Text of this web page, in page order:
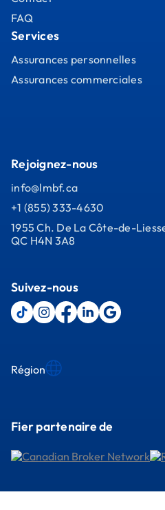
FAQ
Services
Assurances personnelles
Assurances commerciales
Fier partenaire de
Rejoignez-nous
info@lmbf.ca
+1 (855) 333-4630
1955 Ch. De La Côte-de-
QC H4N 3A8
Suivez-nous
Région